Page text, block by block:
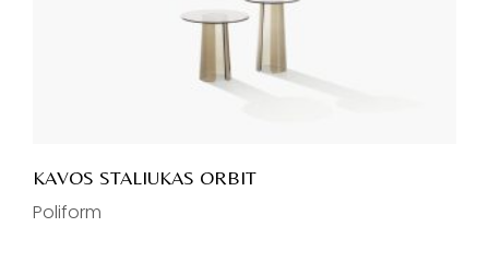
KAVOS STALIUKAS ORBIT
Poliform